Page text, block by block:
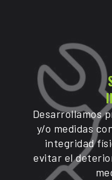
Desarrollamos
y/o medidas
integridad
evitar el